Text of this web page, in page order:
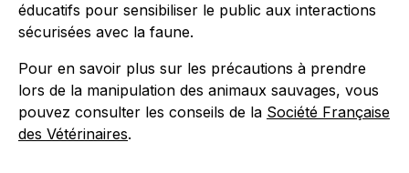
éducatifs pour sensibiliser le public aux interactions
sécurisées avec la faune.
Pour en savoir plus sur les précautions à prendre
lors de la manipulation des animaux sauvages, vous
pouvez consulter les conseils de la Société Française
des Vétérinaires.